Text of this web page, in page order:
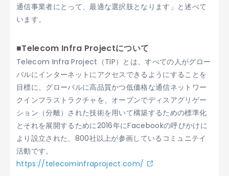
通信事業者にとって、最適な選択肢となります」と述べて
います。
■Telecom Infra Projectについて
Telecom Infra Project（TIP）とは、すべての人がグロー
バルにインターネットにアクセスできるようにすることを
目標に、グローバルに高品質かつ低価格な通信ネットワー
クインフラストラクチャを、オープンでディスアグリゲー
ション（分離）された技術を用いて構築するための標準化
とそれを展開するために2016年にFacebookの呼びかけに
より設立された、800社以上が参画しているコミュニテイ
活動です。
https://telecominfraproject.com/